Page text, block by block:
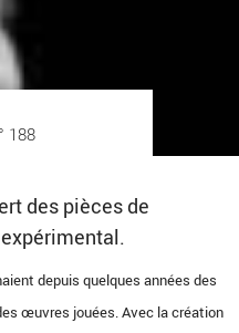
188
des pièces de
depuis quelques années des
œuvres jouées. Avec la création